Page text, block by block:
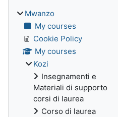
Mwanzo
My courses
Cookie Policy
My courses
Kozi
Insegnamenti e
Materiali di supporto
corsi di laurea
Corso di laurea